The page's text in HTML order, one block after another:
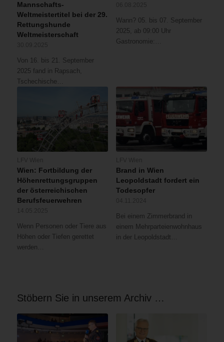
Mannschafts-
Weltmeistertitel bei der 29.
Rettungshunde
Weltmeisterschaft
Von 16. bis 21. September
2025 fand in Rapsach,
Tschechische…
Wann? 05. bis 07. September
2025, ab 09:00 Uhr
Gastronomie:…
Wien: Fortbildung der
Höhenrettungsgruppen
der österreichischen
Berufsfeuerwehren
Wenn Personen oder Tiere aus
Höhen oder Tiefen gerettet
werden…
Brand in Wien
Leopoldstadt fordert ein
Todesopfer
Bei einem Zimmerbrand in
einem Mehrparteienwohnhaus
in der Leopoldstadt…
Stöbern Sie in unserem Archiv …